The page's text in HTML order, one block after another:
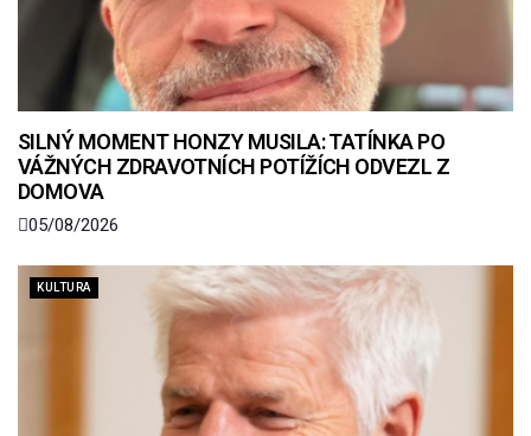
SILNÝ MOMENT HONZY MUSILA: TATÍNKA PO
VÁŽNÝCH ZDRAVOTNÍCH POTÍŽÍCH ODVEZL Z
DOMOVA
05/08/2026
KULTURA